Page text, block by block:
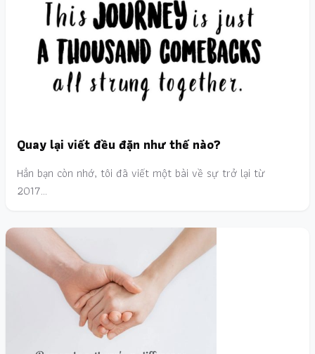
Quay lại viết đều đặn như thế nào?
Hẳn bạn còn nhớ, tôi đã viết một bài về sự trở lại từ
2017…